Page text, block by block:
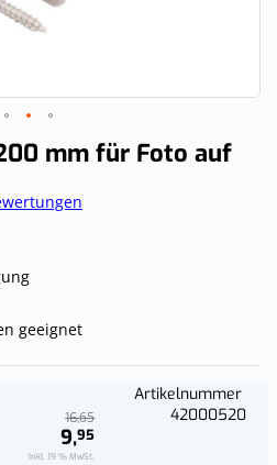
mm für Foto auf
geeignet
16,65
9,95
Inkl. 19 % MwSt.
Artikelnummer
42000520